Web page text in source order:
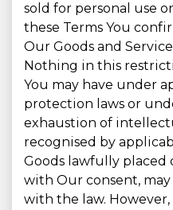
sold for personal use
these Terms You
Our Goods and
Nothing in this
You may have under
protection laws or
exhaustion of
recognised by
Goods lawfully placed
with Our consent,
with the law. However,